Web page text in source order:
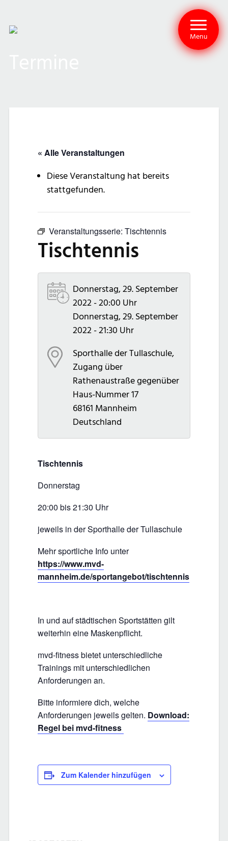
Menu
« Alle Veranstaltungen
Diese Veranstaltung hat bereits
stattgefunden.
Veranstaltungsserie: Tischtennis
Tischtennis
Donnerstag, 29. September
2022 - 20:00 Uhr
Donnerstag, 29. September
2022 - 21:30 Uhr
Sporthalle der Tullaschule,
Zugang über
Rathenaustraße gegenüber
Haus-Nummer 17
68161 Mannheim
Deutschland
Tischtennis
Donnerstag
20:00 bis 21:30 Uhr
jeweils in der Sporthalle der Tullaschule
Mehr sportliche Info unter
https://www.mvd-
mannheim.de/sportangebot/tischtennis
In und auf städtischen Sportstätten gilt
weiterhin eine Maskenpflicht.
mvd-fitness bietet unterschiedliche
Trainings mit unterschiedlichen
Anforderungen an.
Bitte informiere dich, welche
Anforderungen jeweils gelten. Download:
Regel bei mvd-fitness
Zum Kalender hinzufügen